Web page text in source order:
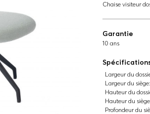
Chaise visiteur
Garantie
10 ans
Largeur du
Largeur du siège:
Hauteur du
Hauteur du
Profondeur du